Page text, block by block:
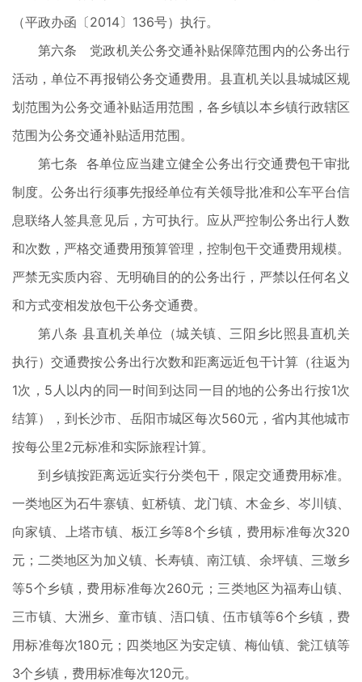
（平政办函〔2014〕136号）执行。
第六条 党政机关公务交通补贴保障范围内的公务出行
活动，单位不再报销公务交通费用。县直机关以县城城区规
划范围为公务交通补贴适用范围，各乡镇以本乡镇行政辖区
范围为公务交通补贴适用范围。
第七条 各单位应当建立健全公务出行交通费包干审批
制度。公务出行须事先报经单位有关领导批准和公车平台信
息联络人签具意见后，方可执行。应从严控制公务出行人数
和次数，严格交通费用预算管理，控制包干交通费用规模。
严禁无实质内容、无明确目的的公务出行，严禁以任何名义
和方式变相发放包干公务交通费。
第八条 县直机关单位（城关镇、三阳乡比照县直机关
执行）交通费按公务出行次数和距离远近包干计算（往返为
1次，5人以内的同一时间到达同一目的地的公务出行按1次
结算），到长沙市、岳阳市城区每次560元，省内其他城市
按每公里2元标准和实际旅程计算。
到乡镇按距离远近实行分类包干，限定交通费用标准。
一类地区为石牛寨镇、虹桥镇、龙门镇、木金乡、岑川镇、
向家镇、上塔市镇、板江乡等8个乡镇，费用标准每次320
元；二类地区为加义镇、长寿镇、南江镇、余坪镇、三墩乡
等5个乡镇，费用标准每次260元；三类地区为福寿山镇、
三市镇、大洲乡、童市镇、浯口镇、伍市镇等6个乡镇，费
用标准每次180元；四类地区为安定镇、梅仙镇、瓮江镇等
3个乡镇，费用标准每次120元。